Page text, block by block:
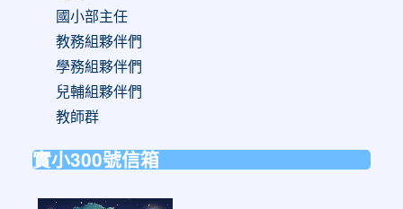
國小部主任
教務組夥伴們
學務組夥伴們
兒輔組夥伴們
教師群
實小300號信箱